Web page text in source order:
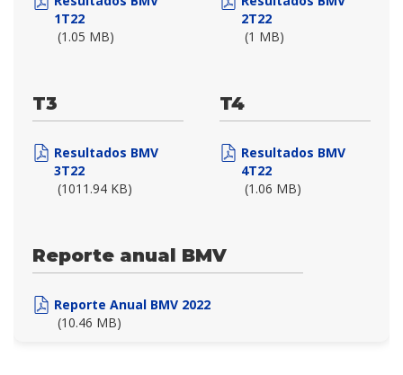
1T22
(1.05 MB)
2T22
(1 MB)
T3
Resultados BMV
3T22
(1011.94 KB)
T4
Resultados BMV
4T22
(1.06 MB)
Reporte anual BMV
Reporte Anual BMV 2022
(10.46 MB)